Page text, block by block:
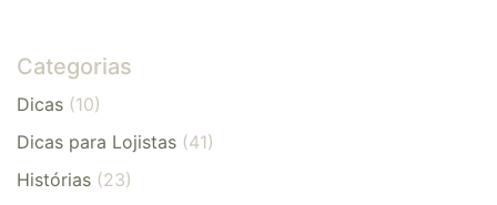
Categorias
Dicas (10)
Dicas para Lojistas (41)
Histórias (23)